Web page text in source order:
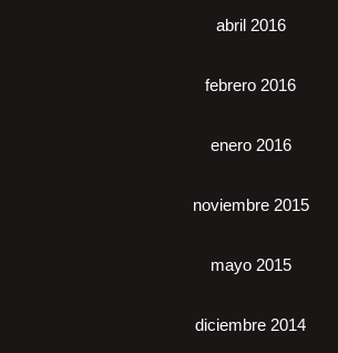
abril 2016
febrero 2016
enero 2016
noviembre 2015
mayo 2015
diciembre 2014